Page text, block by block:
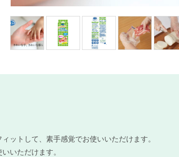
ットして、素手感覚でお使いいただけます。
いただけます。